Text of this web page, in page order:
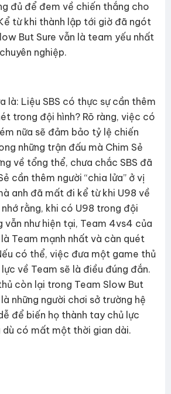
đủ để đem về chiến thắng cho
từ khi thành lập tới giờ đã ngót
But Sure vẫn là team yếu nhất
nghiệp.
là: Liệu SBS có thực sự cần thêm
trong đội hình? Rõ ràng, việc có
nữa sẽ đảm bảo tỷ lệ chiến
những trận đấu mà Chim Sẻ
về tổng thể, chưa chắc SBS đã
cần thêm người “chia lửa” ở vị
anh đã mất đi kể từ khi U98 về
nhớ rằng, khi có U98 trong đội
vẫn như hiện tại, Team 4vs4 của
Team mạnh nhất và càn quét
có thể, việc đưa một game thủ
về Team sẽ là điều đúng đắn.
còn lại trong Team Slow But
những người chơi sở trường hệ
để biến họ thành tay chủ lực
dù có mất một thời gian dài.